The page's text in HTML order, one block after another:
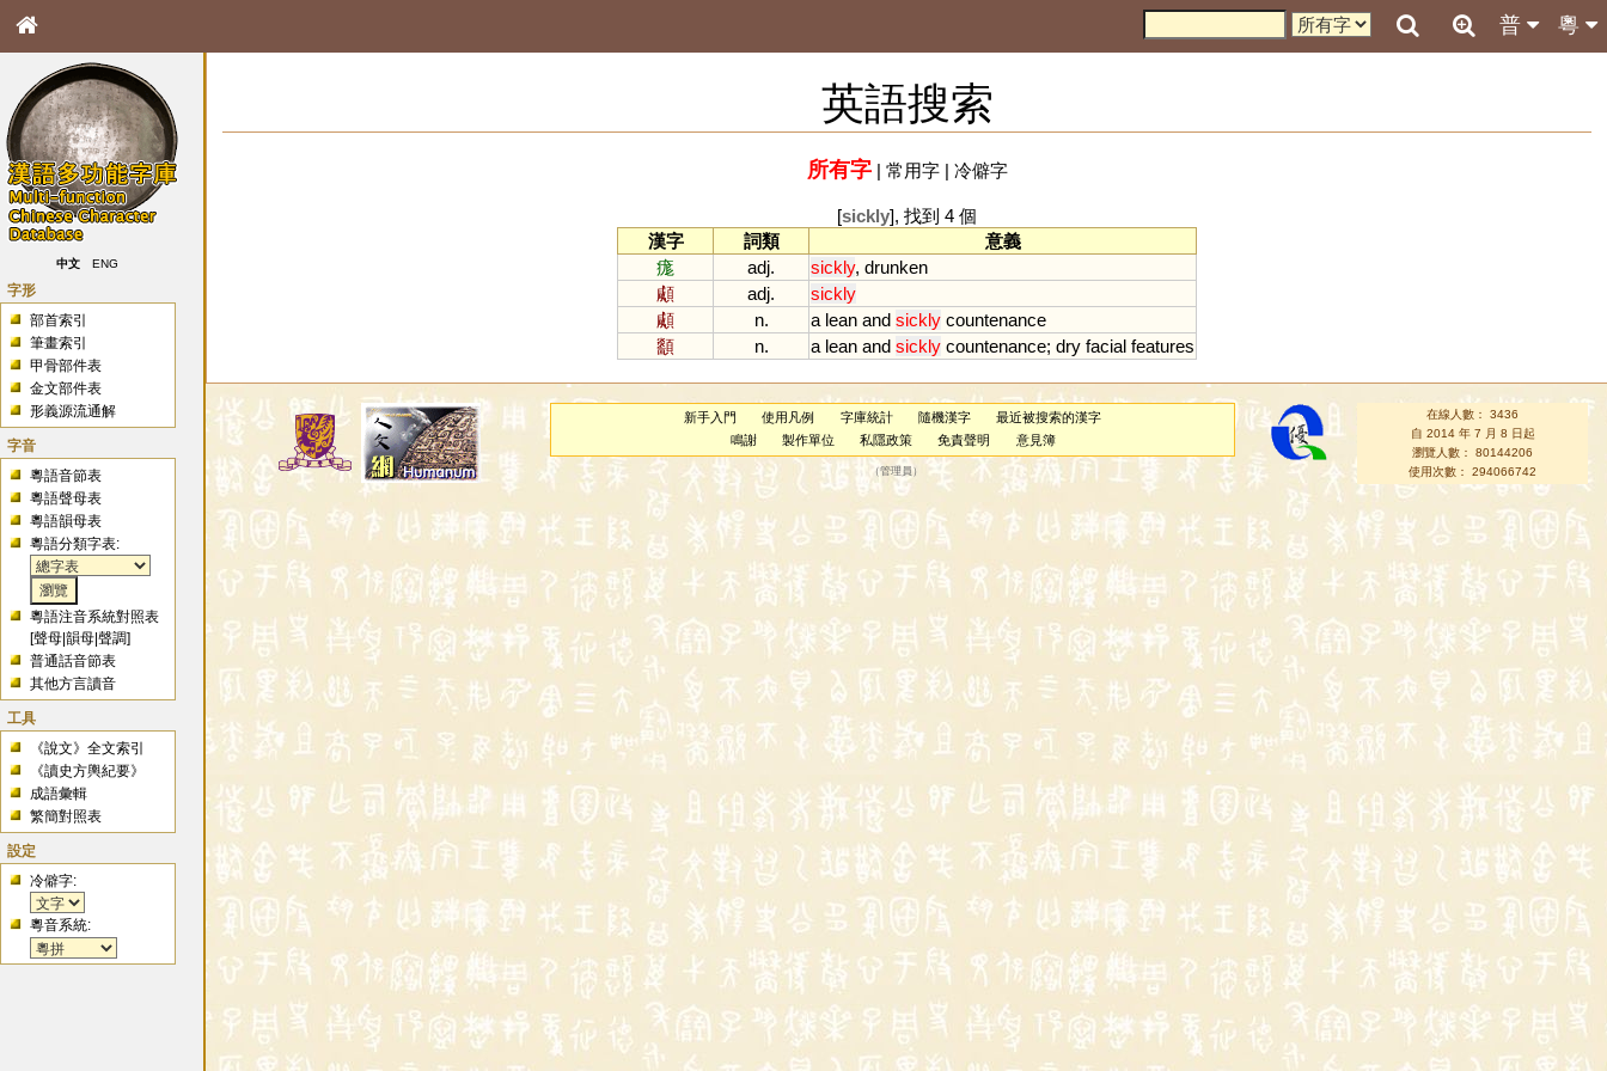
粵
普
中文 ENG
字形
部首索引
筆畫索引
甲骨部件表
金文部件表
形義源流通解
字音
粵語音節表
粵語聲母表
粵語韻母表
粵語分類字表:
粵語注音系統對照表
[聲母 |韻母 |聲調]
普通話音節表
其他方言讀音
工具
《說文》全文索引
《讀史方輿紀要》
成語彙輯
繁簡對照表
設定
冷僻字:
粵音系統:
英語搜索
所有字| 常用字| 冷僻字
[sickly], 找到 4 個
漢字
詞類
意義
痝
adj. sickly, drunken
顑
adj.
sickly
顑
n. a lean and sickly countenance
顲
n. a lean and sickly countenance; dry facial features
新手入門 使用凡例 字庫統計 隨機漢字
最近被搜索的漢字
鳴謝
製作單位 私隱政策 免責聲明 意見簿
（管理員 ）
在線人數： 3436
自 2014 年 7 月 8 日起
瀏覽人數： 80144206
使用次數： 294066742